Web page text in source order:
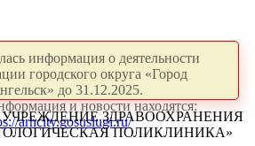
информация о деятельности
городского округа «Город
до 31.12.2025.
и новости находятся:
arhcity.gosuslugi.ru/ЗДРАВООХРАНЕНИЯ
ПОЛИКЛИНИКА»